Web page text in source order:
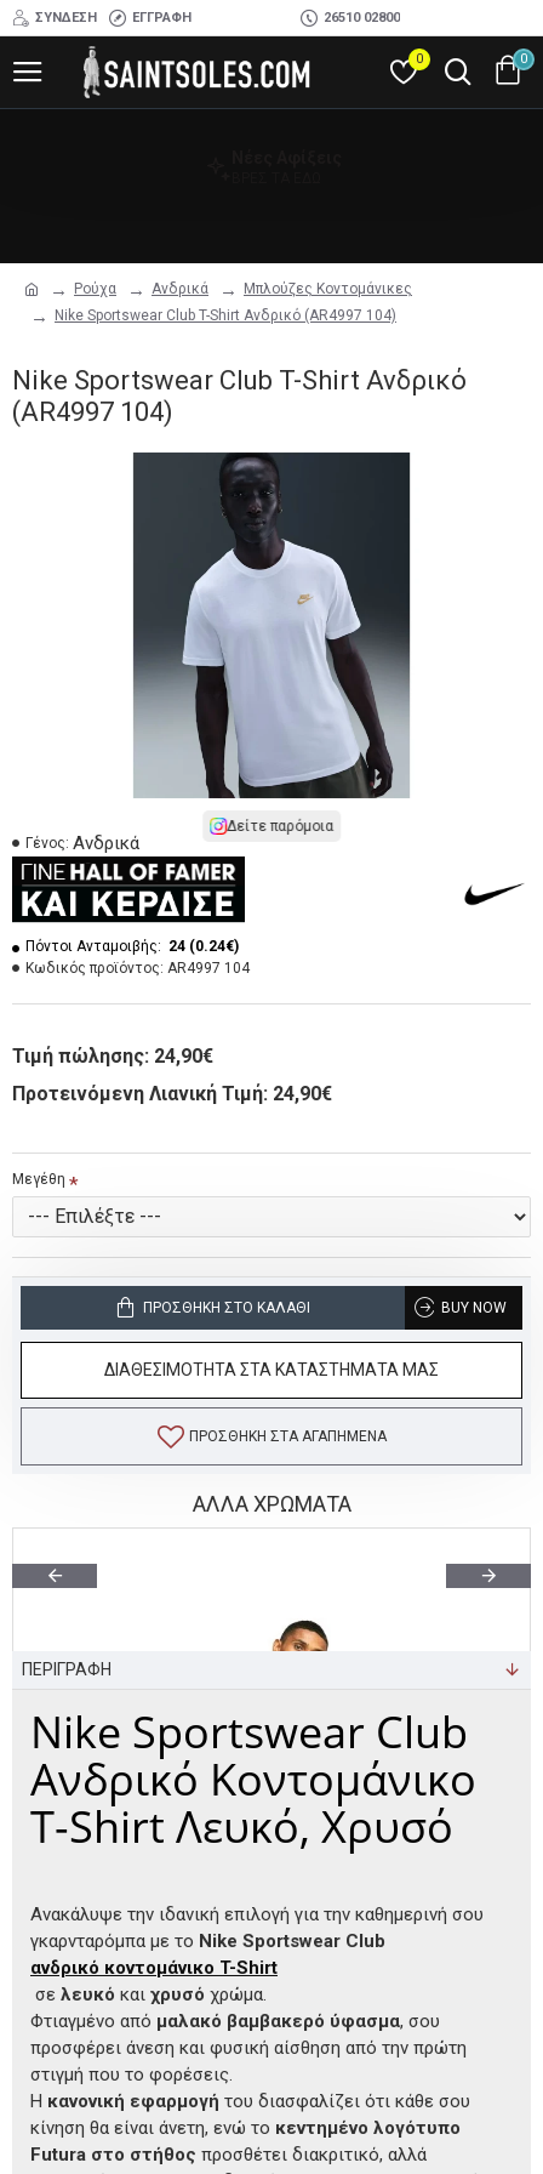
ΣΎΝΔΕΣΗ ΕΓΓΡΑΦΉ 26510 02800
0 0
Ρούχα Ανδρικά
Μπλούζες Κοντομάνικες
Nike Sportswear Club T-Shirt Ανδρικό (AR4997 104)
Nike Sportswear Club T-Shirt Ανδρικό
(AR4997 104)
Δείτε παρόμοια
Γένος: Ανδρικά
Πόντοι Ανταμοιβής: 24 (0.24€)
Κωδικός προϊόντος: AR4997 104
Τιμή πώλησης: 24,90€
Προτεινόμενη Λιανική Τιμή: 24,90€
Μεγέθη
ΠΡΟΣΘΉΚΗ ΣΤΟ ΚΑΛΆΘΙ BUY NOW
ΔΙΑΘΕΣΙΜΟΤΗΤΑ ΣΤΑ ΚΑΤΑΣΤΗΜΑΤΑ ΜΑΣ
ΠΡΟΣΘΉΚΗ ΣΤΑ ΑΓΑΠΗΜΈΝΑ
ΑΛΛΑ ΧΡΩΜΑΤΑ
ΠΕΡΙΓΡΑΦΗ
Nike Sportswear Club
Ανδρικό Κοντομάνικο
T-Shirt Λευκό, Χρυσό
Ανακάλυψε την ιδανική επιλογή για την καθημερινή σου
γκαρνταρόμπα με το Nike Sportswear Club
ανδρικό κοντομάνικο T-Shirt
σε λευκό και χρυσό χρώμα.
Φτιαγμένο από μαλακό βαμβακερό ύφασμα, σου
προσφέρει άνεση και φυσική αίσθηση από την πρώτη
στιγμή που το φορέσεις.
Η κανονική εφαρμογή του διασφαλίζει ότι κάθε σου
κίνηση θα είναι άνετη, ενώ το κεντημένο λογότυπο
Futura στο στήθος προσθέτει διακριτικό, αλλά